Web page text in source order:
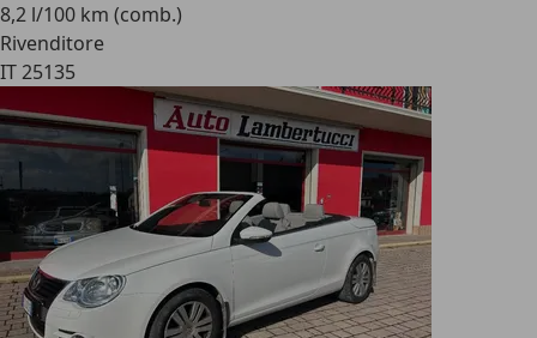
8,2 l/100 km (comb.)
Rivenditore
IT 25135